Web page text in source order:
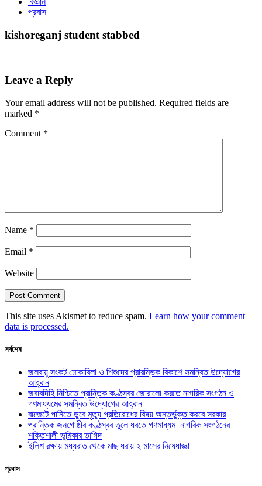
প্রবাস
kishoreganj student stabbed
Leave a Reply
Your email address will not be published. Required fields are
marked *
Comment *
Name *
Email *
Website
This site uses Akismet to reduce spam. Learn how your comment
data is processed.
সর্বশেষ
জলবায়ু সংকট মোকাবিলা ও শিশুদের প্রারম্ভিক বিকাশে সমন্বিত উদ্যোগের
আহ্বান
জবাবদিহি নিশ্চিতে প্রান্তিক কণ্ঠস্বর জোরালো করতে নাগরিক সংগঠন ও
গণমাধ্যমের সমন্বিত উদ্যোগের আহ্বান
বাজেটে পানিতে ডুবে মৃত্যু প্রতিরোধের বিষয় অন্তর্ভুক্ত করবে সরকার
প্রান্তিক জনগোষ্ঠীর কণ্ঠস্বর তুলে ধরতে গণমাধ্যম–নাগরিক সংগঠনের
শক্তিশালী ভূমিকার তাগিদ
ইলিশ রক্ষায় মধ্যরাত থেকে মাছ ধরায় ২ মাসের নিষেধাজ্ঞা
প্রবাস